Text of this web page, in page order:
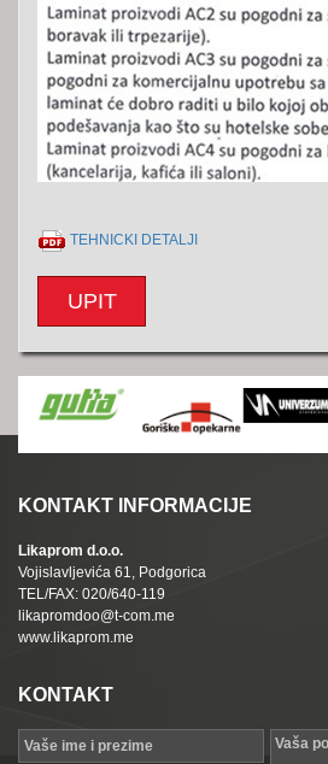
TEHNICKI DETALJI
UPIT
KONTAKT INFORMACIJE
Likaprom d.o.o.
Vojislavljevića 61, Podgorica
TEL/FAX: 020/640-119
likapromdoo@t-com.me
www.likaprom.me
KONTAKT